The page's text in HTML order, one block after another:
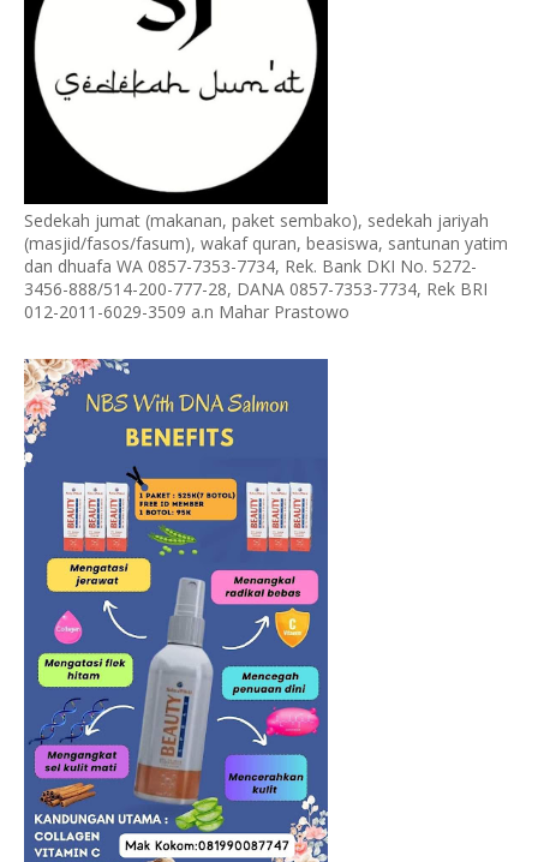
Sedekah jumat (makanan, paket sembako), sedekah jariyah
(masjid/fasos/fasum), wakaf quran, beasiswa, santunan yatim
dan dhuafa WA 0857-7353-7734, Rek. Bank DKI No. 5272-
3456-888/514-200-777-28, DANA 0857-7353-7734, Rek BRI
012-2011-6029-3509 a.n Mahar Prastowo